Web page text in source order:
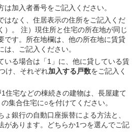
加入者番号をご記入ください。
はなく、住居表示の住所をご記入くだ
）。 注）現住所と住宅の所在地が同じ
です。所在地欄は、他の所在地に賃貸
、ご記入ください。
いる場合は「1」に、他に貸している賃
け、それぞれ加入する戸数をご記入く
住宅などの棟続きの建物は、長屋建て
集合住宅に○を付けてください。
銀行の自動口座振替による方法と、
があります。どちらか1つを選んでご記